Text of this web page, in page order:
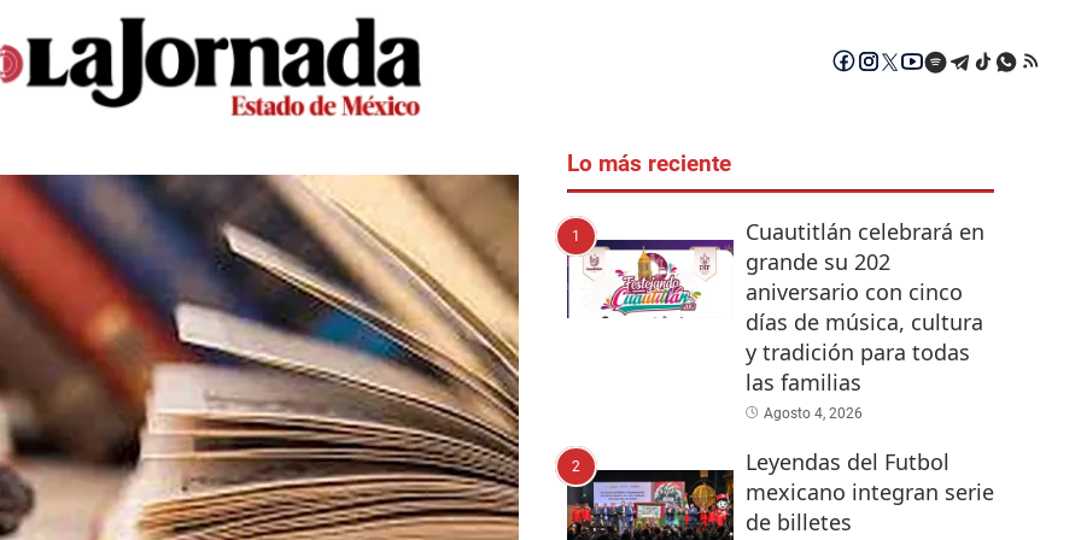
Lo más reciente
1
Cuautitlán celebrará en
grande su 202
aniversario con cinco
días de música, cultura
y tradición para todas
las familias
Agosto 4, 2026
2
Leyendas del Futbol
mexicano integran serie
de billetes